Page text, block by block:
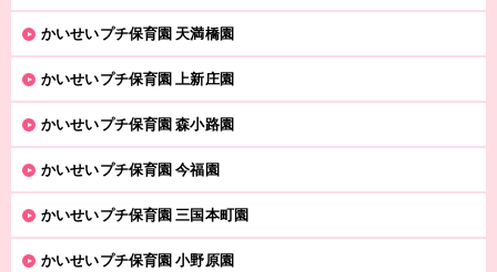
かいせいプチ保育園 天満橋園
かいせいプチ保育園 上新庄園
かいせいプチ保育園 森小路園
かいせいプチ保育園 今福園
かいせいプチ保育園 三国本町園
かいせいプチ保育園 小野原園